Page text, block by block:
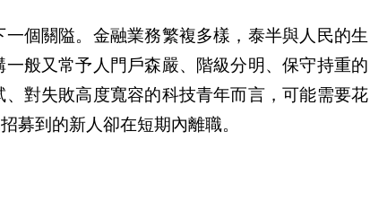
個關隘。金融業務繁複多樣，泰半與人民的生
般又常予人門戶森嚴、階級分明、保守持重的
對失敗高度寬容的科技青年而言，可能需要花
募到的新人卻在短期內離職。